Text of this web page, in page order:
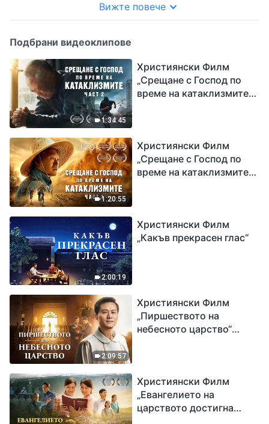
Вижте повече
Подбрани видеоклипове
1:34:45
Християнски Филм
„Срещане с Господ по
време на катаклизмите“
1:20:55
Християнски Филм
„Срещане с Господ по
време на катаклизмите“
2:00:19
Християнски Филм
„Какъв прекрасен глас“
2:09:57
Християнски Филм
„Пиршеството на
небесното царство“
Християнски Филм
„Евангелието на
царството достигна